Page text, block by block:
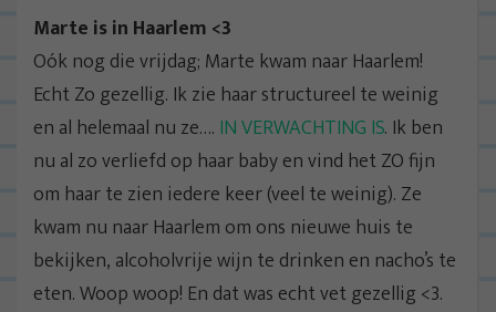
Marte is in Haarlem <3
Oók nog die vrijdag; Marte kwam naar Haarlem!
Echt Zo gezellig. Ik zie haar structureel te weinig
en al helemaal nu ze…. IN VERWACHTING IS. Ik ben
nu al zo verliefd op haar baby en vind het ZO fijn
om haar te zien iedere keer (veel te weinig). Ze
kwam nu naar Haarlem om ons nieuwe huis te
bekijken, alcoholvrije wijn te drinken en nacho’s te
eten. Woop woop! En dat was echt vet gezellig <3.